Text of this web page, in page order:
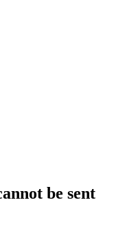
be sent